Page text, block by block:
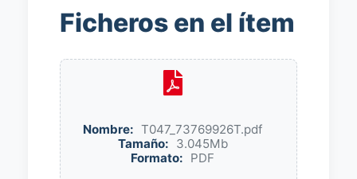
Ficheros en el ítem
Nombre: T047_73769926T.pdf
Tamaño: 3.045Mb
Formato: PDF